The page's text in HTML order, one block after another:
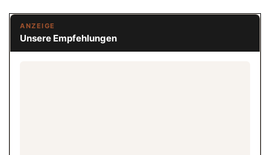
ANZEIGE
Unsere Empfehlungen